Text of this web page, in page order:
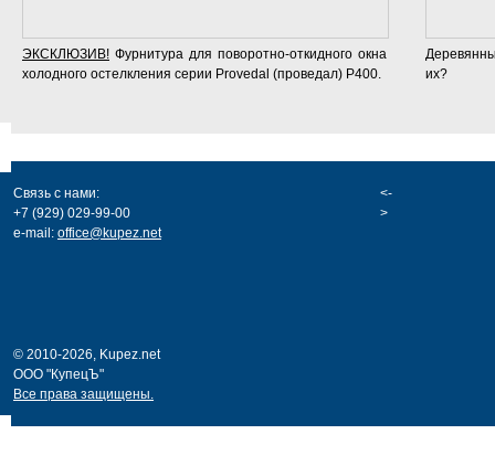
ЭКСКЛЮЗИВ! Фурнитура для поворотно-откидного окна
холодного остелкления серии Provedal (проведал) P400.
их?
Связь с нами:
+7 (929) 029-99-00
e-mail: office@kupez.net
<-
>
© 2010-2026, Kupez.net
ООО "КупецЪ"
Все права защищены.